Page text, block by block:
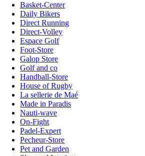
Basket-Center
Daily Bikers
Direct Running
Direct-Volley
Espace Golf
Foot-Store
Galop Store
Golf and co
Handball-Store
House of Rugby
La sellerie de Maé
Made in Paradis
Nauti-wave
On-Fight
Padel-Expert
Pecheur-Store
Pet and Garden